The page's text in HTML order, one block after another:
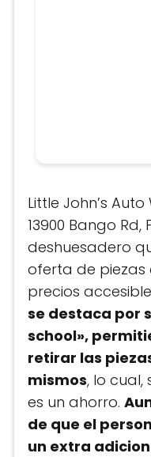
Little John’s
13900 Bango Rd,
deshuesadero
oferta de piezas
precios
se destaca por
school»,
retirar las
mismos, lo cual,
es un ahorro.
de que el
un extra